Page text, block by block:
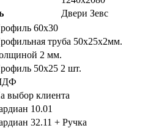
Двери Зевс
60х30
труба 50х25х2мм.
2 мм.
50х25 2 шт.
выбор клиента
10.01
32.11 + Ручка